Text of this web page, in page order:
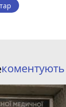
коментують